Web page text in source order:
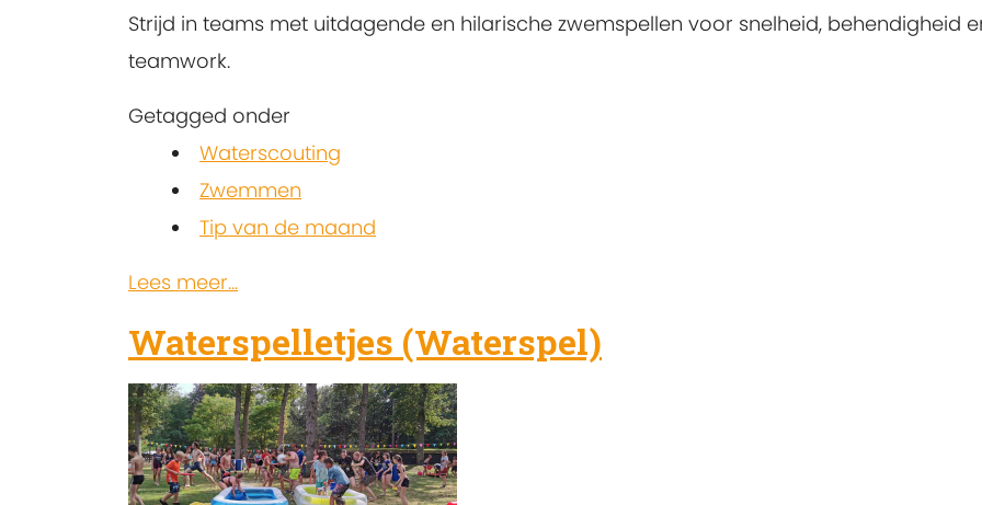
Strijd in teams met uitdagende en hilarische zwemspellen voor snelheid, behendigheid
teamwork.
Getagged onder
Waterscouting
Zwemmen
Tip van de maand
Lees meer...
Waterspelletjes (Waterspel)